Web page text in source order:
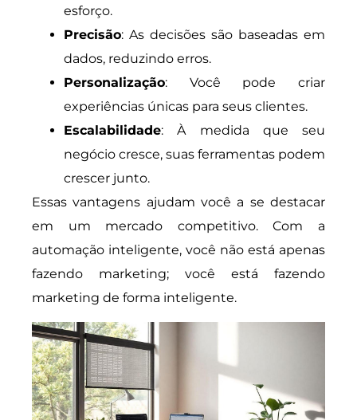
esforço.
Precisão: As decisões são baseadas em
dados, reduzindo erros.
Personalização: Você pode criar
experiências únicas para seus clientes.
Escalabilidade: À medida que seu
negócio cresce, suas ferramentas podem
crescer junto.
Essas vantagens ajudam você a se destacar
em um mercado competitivo. Com a
automação inteligente, você não está apenas
fazendo marketing; você está fazendo
marketing de forma inteligente.